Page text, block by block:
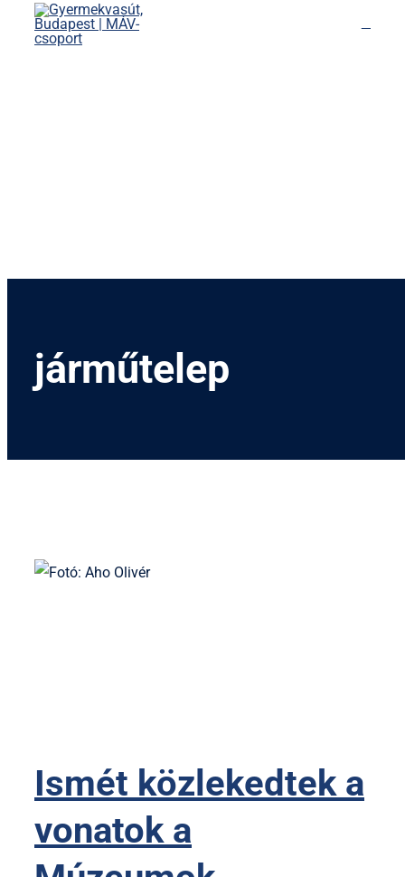
járműtelep
Ismét közlekedtek a
vonatok a